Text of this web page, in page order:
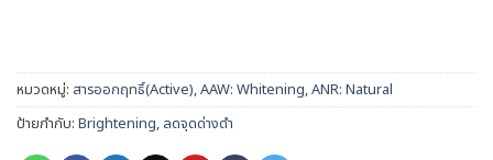
หมวดหมู่: สารออกฤทธิ์(Active),AAW: Whitening,ANR: Natural
ป้ายกำกับ: Brightening, ลดจุดด่างดำ